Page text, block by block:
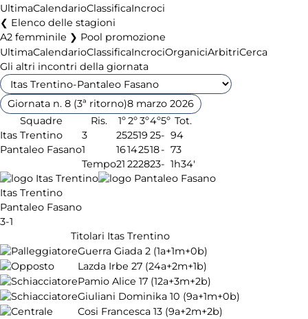
UltimaCalendarioClassificaIncroci
Elenco delle stagioni
A2 femminile ❯ Pool promozione
UltimaCalendarioClassificaIncrociOrganiciArbitriCerca
Gli altri incontri della giornata
Giornata n. 8 (3ª ritorno)8 marzo 2026
Squadre
Ris. 1º2º3º4º5º Tot.
Itas Trentino
3 252519 25- 94
Pantaleo Fasano1 16142518- 73
Tempo21 222823- 1h34'
Itas Trentino
Pantaleo Fasano
3-1
Titolari Itas Trentino
Guerra Giada 2 (1a+1m+0b)
Lazda Irbe 27 (24a+2m+1b)
Pamio Alice 17 (12a+3m+2b)
Giuliani Dominika 10 (9a+1m+0b)
Cosi Francesca 13 (9a+2m+2b)